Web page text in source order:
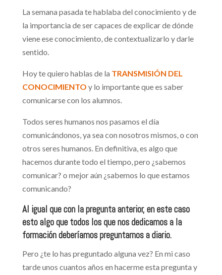
La semana pasada te hablaba del conocimiento y de
la importancia de ser capaces de explicar de dónde
viene ese conocimiento, de contextualizarlo y darle
sentido.
Hoy te quiero hablas de la TRANSMISIÓN DEL
CONOCIMIENTO y lo importante que es saber
comunicarse con los alumnos.
Todos seres humanos nos pasamos el día
comunicándonos, ya sea con nosotros mismos, o con
otros seres humanos. En definitiva, es algo que
hacemos durante todo el tiempo, pero ¿sabemos
comunicar? o mejor aún ¿sabemos lo que estamos
comunicando?
Al igual que con la pregunta anterior, en este caso
esto algo que todos los que nos dedicamos a la
formación deberíamos preguntarnos a diario.
Pero ¿te lo has preguntado alguna vez? En mi caso
tarde unos cuantos años en hacerme esta pregunta y